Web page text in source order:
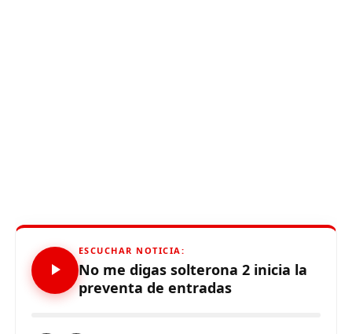
ESCUCHAR NOTICIA:
No me digas solterona 2 inicia la
preventa de entradas